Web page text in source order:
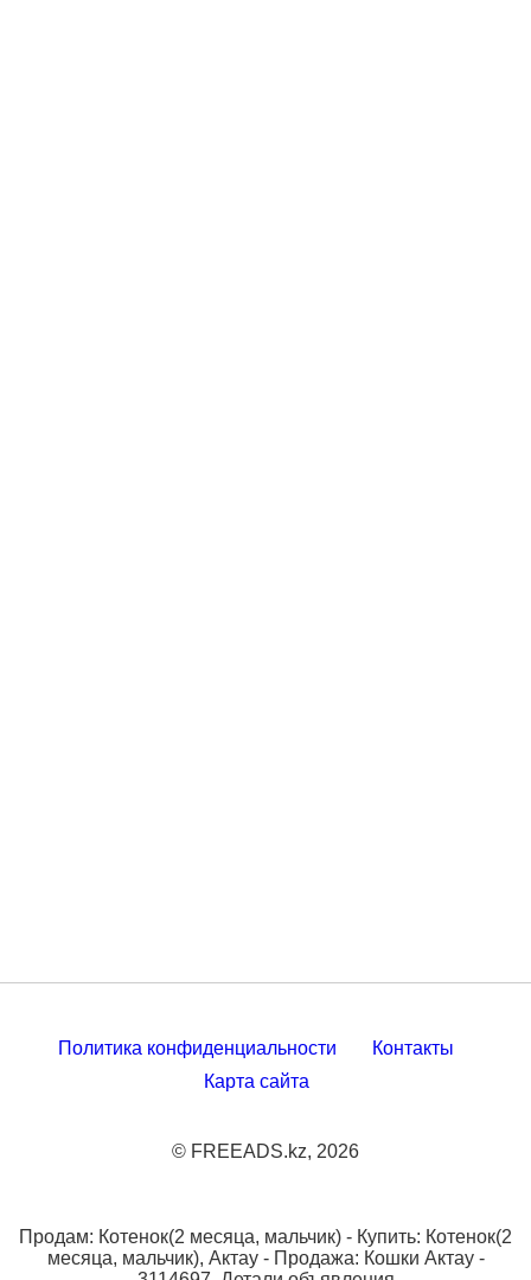
Политика конфиденциальности
Контакты
Карта сайта
© FREEADS.kz, 2026
Продам: Котенок(2 месяца, мальчик) - Купить: Котенок(2
месяца, мальчик), Актау - Продажа: Кошки Актау -